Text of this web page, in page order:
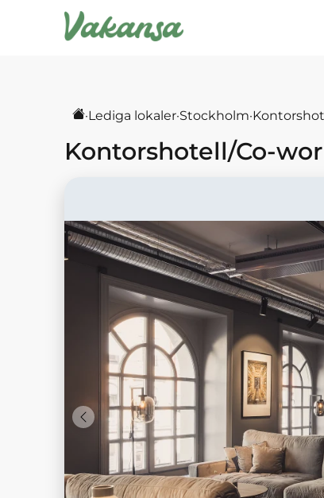
·Lediga lokaler·Stockholm·
Kontorshotell/Co-